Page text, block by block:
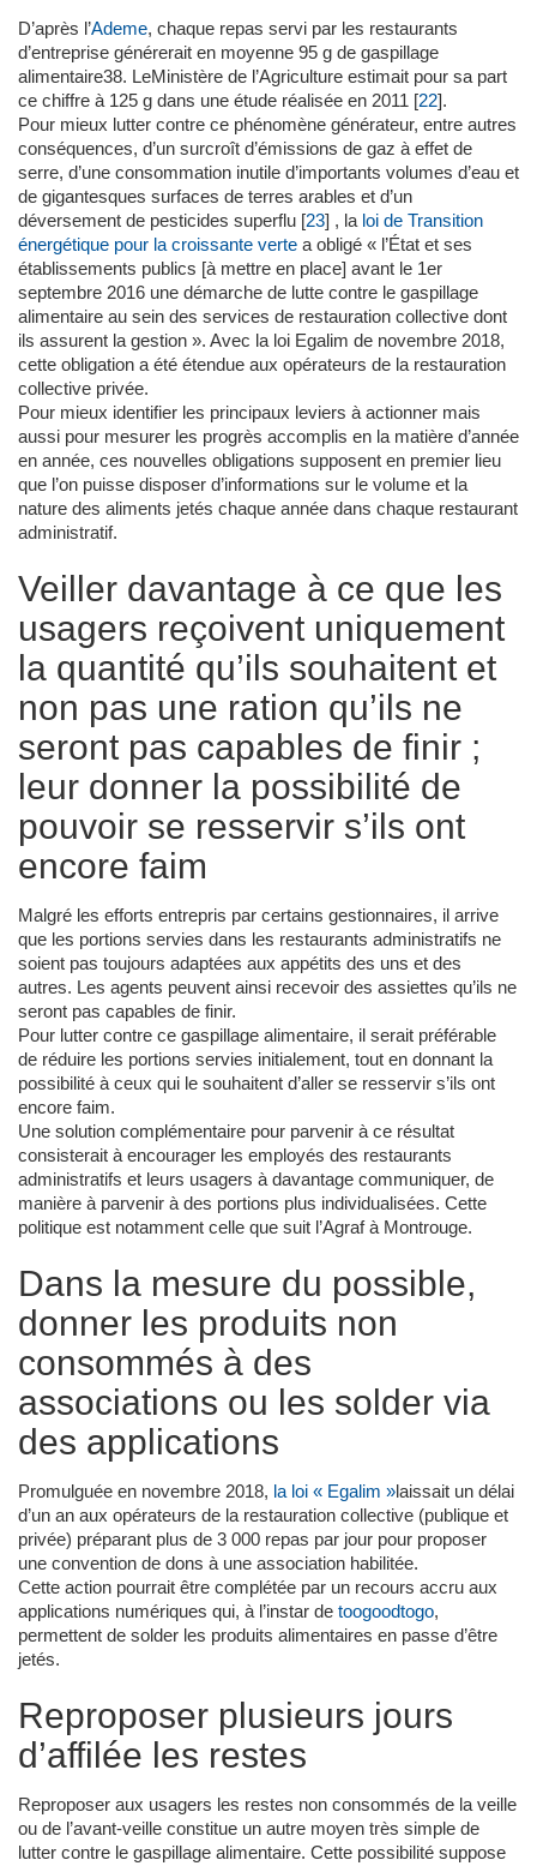
D’après l’Ademe, chaque repas servi par les restaurants
d’entreprise générerait en moyenne 95 g de gaspillage
alimentaire38. LeMinistère de l’Agriculture estimait pour sa part
ce chiffre à 125 g dans une étude réalisée en 2011 [22].
Pour mieux lutter contre ce phénomène générateur, entre autres
conséquences, d’un surcroît d’émissions de gaz à effet de
serre, d’une consommation inutile d’importants volumes d’eau et
de gigantesques surfaces de terres arables et d’un
déversement de pesticides superflu [23] , la loi de Transition
énergétique pour la croissante verte a obligé « l’État et ses
établissements publics [à mettre en place] avant le 1er
septembre 2016 une démarche de lutte contre le gaspillage
alimentaire au sein des services de restauration collective dont
ils assurent la gestion ». Avec la loi Egalim de novembre 2018,
cette obligation a été étendue aux opérateurs de la restauration
collective privée.
Pour mieux identifier les principaux leviers à actionner mais
aussi pour mesurer les progrès accomplis en la matière d’année
en année, ces nouvelles obligations supposent en premier lieu
que l’on puisse disposer d’informations sur le volume et la
nature des aliments jetés chaque année dans chaque restaurant
administratif.
Veiller davantage à ce que les
usagers reçoivent uniquement
la quantité qu’ils souhaitent et
non pas une ration qu’ils ne
seront pas capables de finir ;
leur donner la possibilité de
pouvoir se resservir s’ils ont
encore faim
Malgré les efforts entrepris par certains gestionnaires, il arrive
que les portions servies dans les restaurants administratifs ne
soient pas toujours adaptées aux appétits des uns et des
autres. Les agents peuvent ainsi recevoir des assiettes qu’ils ne
seront pas capables de finir.
Pour lutter contre ce gaspillage alimentaire, il serait préférable
de réduire les portions servies initialement, tout en donnant la
possibilité à ceux qui le souhaitent d’aller se resservir s’ils ont
encore faim.
Une solution complémentaire pour parvenir à ce résultat
consisterait à encourager les employés des restaurants
administratifs et leurs usagers à davantage communiquer, de
manière à parvenir à des portions plus individualisées. Cette
politique est notamment celle que suit l’Agraf à Montrouge.
Dans la mesure du possible,
donner les produits non
consommés à des
associations ou les solder via
des applications
Promulguée en novembre 2018, la loi « Egalim »laissait un délai
d’un an aux opérateurs de la restauration collective (publique et
privée) préparant plus de 3 000 repas par jour pour proposer
une convention de dons à une association habilitée.
Cette action pourrait être complétée par un recours accru aux
applications numériques qui, à l’instar de toogoodtogo,
permettent de solder les produits alimentaires en passe d’être
jetés.
Reproposer plusieurs jours
d’affilée les restes
Reproposer aux usagers les restes non consommés de la veille
ou de l’avant-veille constitue un autre moyen très simple de
lutter contre le gaspillage alimentaire. Cette possibilité suppose